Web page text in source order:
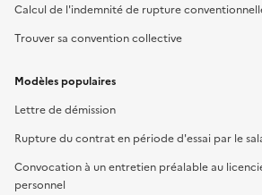
Calcul de l'indemnité de rupture
Trouver sa convention collective
Modèles populaires
Lettre de démission
Rupture du contrat en période d'essai par le
Convocation à un entretien préalable au
personnel